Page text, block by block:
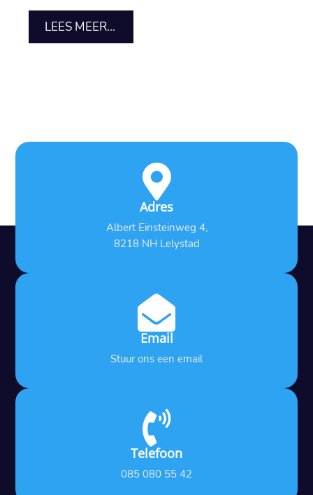
LEES MEER...

Adres
Albert Einsteinweg 4,
8218 NH Lelystad

Email
Stuur ons een email

Telefoon
085 080 55 42